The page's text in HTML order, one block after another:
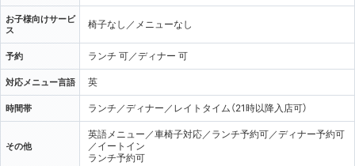
お子様向けサービ
ス
椅子なし／メニューなし
予約 ランチ 可／ディナー 可
対応メニュー言語 英
時間帯 ランチ／ディナー／レイトタイム（21時以降入店可）
その他
英語メニュー／車椅子対応／ランチ予約可／ディナー予約可
／イートイン
ランチ予約可